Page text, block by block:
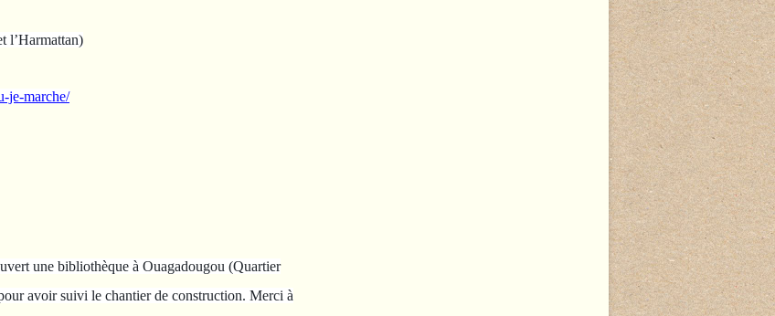
l’Harmattan)
je-marche/
une bibliothèque à Ouagadougou (Quartier
avoir suivi le chantier de construction. Merci à